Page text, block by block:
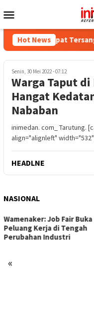
ke
Mobile
Hot News
Empat Tersangka
Senin, 30 Mei 2022 - 07:12
Warga Taput
Hangat
Nababan
inimedan. com_ Tarutung.
align="alignleft"
HEADLNE
NASIONAL
«